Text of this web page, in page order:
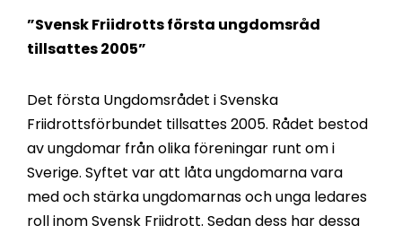
”Svensk Friidrotts första ungdomsråd
tillsattes 2005”
Det första Ungdomsrådet i Svenska
Friidrottsförbundet tillsattes 2005. Rådet bestod
av ungdomar från olika föreningar runt om i
Sverige. Syftet var att låta ungdomarna vara
med och stärka ungdomarnas och unga ledares
roll inom Svensk Friidrott. Sedan dess har dessa